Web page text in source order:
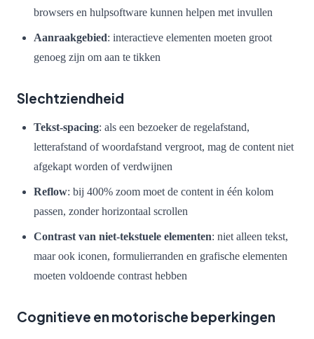
browsers en hulpsoftware kunnen helpen met invullen
Aanraakgebied: interactieve elementen moeten groot
genoeg zijn om aan te tikken
Slechtziendheid
Tekst-spacing: als een bezoeker de regelafstand,
letterafstand of woordafstand vergroot, mag de content niet
afgekapt worden of verdwijnen
Reflow: bij 400% zoom moet de content in één kolom
passen, zonder horizontaal scrollen
Contrast van niet-tekstuele elementen: niet alleen tekst,
maar ook iconen, formulierranden en grafische elementen
moeten voldoende contrast hebben
Cognitieve en motorische beperkingen